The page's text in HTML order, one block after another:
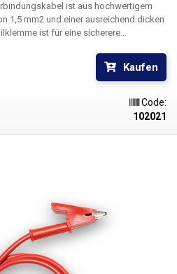
ist aus hochwertigem
1,5 mm2 und einer ausreichend dicken
ist für eine sicherere
und leicht zu handhaben. Geeignet für
B. Batterien, Anschlussklemmen und
Kaufen
Code:
102021